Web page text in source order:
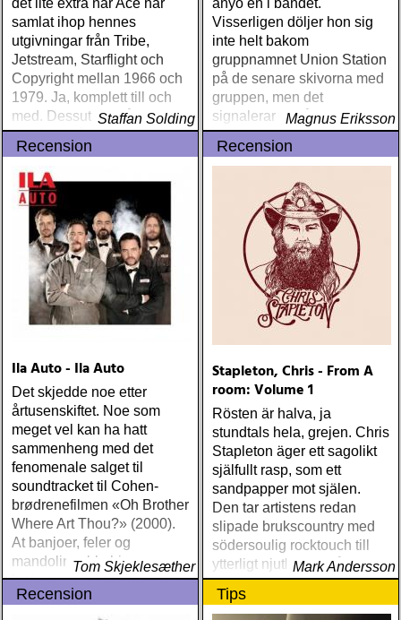
det lite extra när Ace har
samlat ihop hennes
utgivningar från Tribe,
Jetstream, Starflight och
Copyright mellan 1966 och
1979. Ja, komplett till och
med. Dessutom två tidigare
outgivna sånger
Staffan Solding
ånyo en i bandet.
Visserligen döljer hon sig
inte helt bakom
gruppnamnet Union Station
på de senare skivorna med
gruppen, men det
signalerar ändå att albumet
inte primärt är en
solosatsning från Alison
Magnus Eriksson
Recension
Ila Auto - Ila Auto
Det skjedde noe etter
årtusenskiftet. Noe som
meget vel kan ha hatt
sammenheng med det
fenomenale salget til
soundtracket til Cohen-
brødrenefilmen «Oh Brother
Where Art Thou?» (2000).
At banjoer, feler og
mandoliner ble hippe
instrumenter også for unge
mennesker
Tom Skjeklesæther
Recension
Stapleton, Chris - From A
room: Volume 1
Rösten är halva, ja
stundtals hela, grejen. Chris
Stapleton äger ett sagolikt
själfullt rasp, som ett
sandpapper mot själen.
Den tar artistens redan
slipade brukscountry med
södersoulig rocktouch till
ytterligt njutbara nivåer
Mark Andersson
Recension Tips